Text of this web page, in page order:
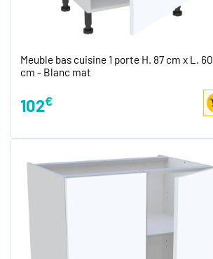
Meuble bas cuisine 1 porte H. 87 cm x L. 60
cm - Blanc mat
102€